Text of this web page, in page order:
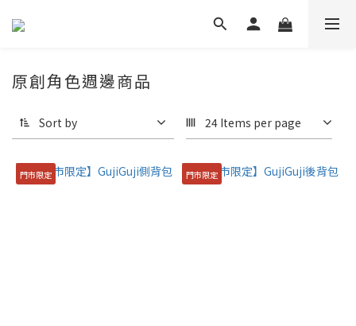
原創角色週邊商品
Sort by 24 Items per page
門市限定 門市限定